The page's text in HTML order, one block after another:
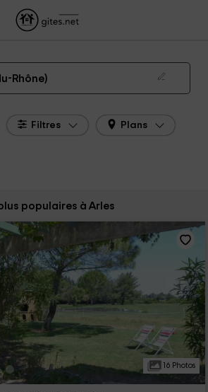
- Alpes - Côte d'Azur
Rhône)
Filtres Plans
populaires à Arles
16 Photos